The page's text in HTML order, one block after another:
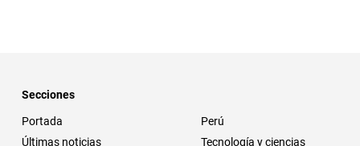
Secciones
Portada
Últimas noticias
Perú
Tecnología y ciencias